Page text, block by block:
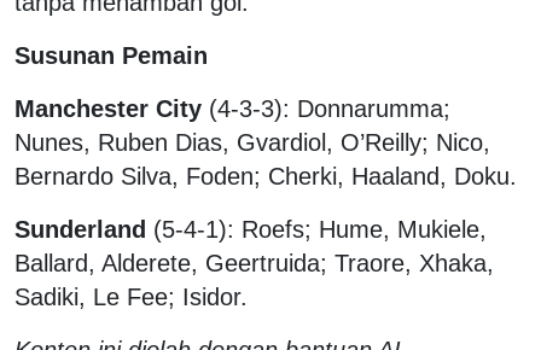
Susunan Pemain
Manchester City (4-3-3): Donnarumma;
Nunes, Ruben Dias, Gvardiol, O’Reilly; Nico,
Bernardo Silva, Foden; Cherki, Haaland, Doku.
Sunderland (5-4-1): Roefs; Hume, Mukiele,
Ballard, Alderete, Geertruida; Traore, Xhaka,
Sadiki, Le Fee; Isidor.